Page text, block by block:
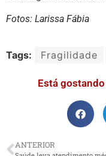
Fotos: Larissa Fábia
Tags: Fragilidade
Está
ANTERIOR